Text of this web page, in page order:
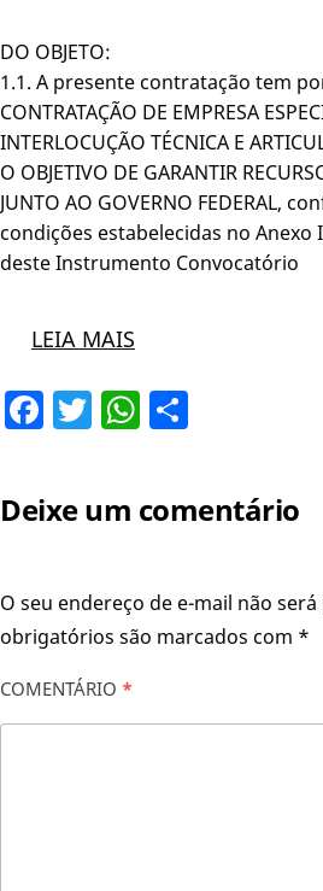
DO OBJETO:
1.1. A presente contratação tem
CONTRATAÇÃO DE EMPRESA
INTERLOCUÇÃO TÉCNICA E
O OBJETIVO DE GARANTIR
JUNTO AO GOVERNO FEDERAL,
condições estabelecidas no Anexo
deste Instrumento Convocatório
LEIA MAIS
Facebook
TwitterWhatsApp
Deixe um comentário
O seu endereço de e-mail não
obrigatórios são marcados com *
COMENTÁRIO *